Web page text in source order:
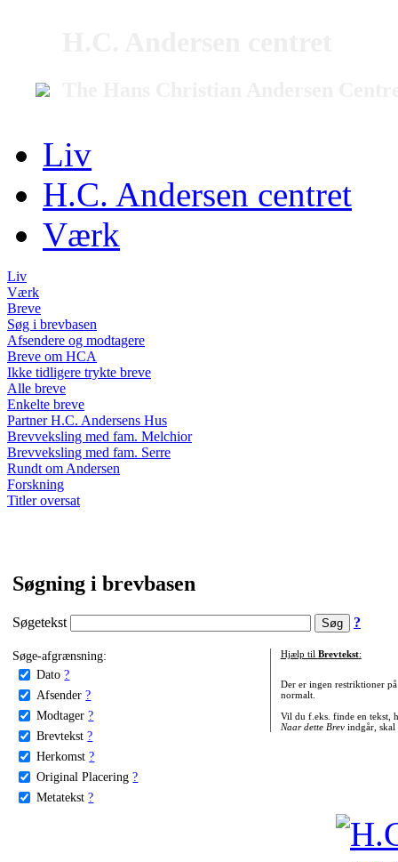
Liv
H.C. Andersen centret
Værk
Liv
Værk
Breve
Søg i brevbasen
Afsendere og modtagere
Breve om HCA
Ikke tidligere trykte breve
Alle breve
Enkelte breve
Partner H.C. Andersens Hus
Brevveksling med fam. Melchior
Brevveksling med fam. Serre
Rundt om Andersen
Forskning
Titler oversat
Søgning i brevbasen
Søgetekst ?
Søge-afgrænsning:
Dato ?
Afsender ?
Modtager ?
Brevtekst ?
Herkomst ?
Original Placering ?
Metatekst ?
Hjælp til Brevtekst:
Der er ingen restriktioner
normalt.
Vil du f.eks. finde en tekst,
Naar dette Brevindgår, skal